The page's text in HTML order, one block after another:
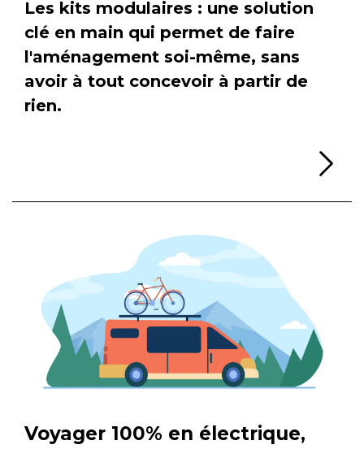
Les kits modulaires : une solution
clé en main qui permet de faire
l'aménagement soi-même, sans
avoir à tout concevoir à partir de
rien.
Voyager 100% en électrique,